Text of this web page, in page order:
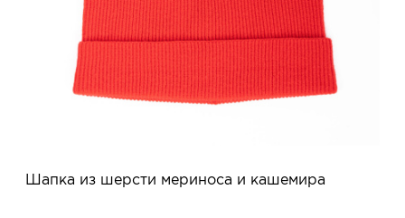
Шапка из шерсти мериноса и кашемира